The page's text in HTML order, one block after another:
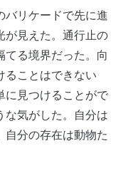
バリケードで先に進
が見えた。通行止の
てる境界だった。向
ることはできない
に見つけることがで
な気がした。自分は
自分の存在は動物た